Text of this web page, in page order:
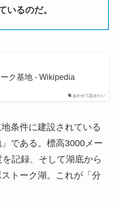
いるのだ。
あわせて読みたい
ク基地 - Wikipedia
条件に建設されている
である。標高3000メー
記録、そして湖底から
トーク湖。これが「分